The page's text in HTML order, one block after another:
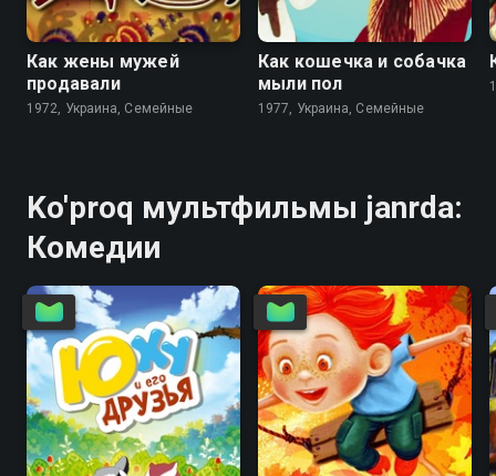
6.8 7.1
Как жены мужей
продавали
1972, Украина, Семейные
6.8 7.3
Как кошечка и собачка
мыли пол
1977, Украина, Семейные
Ko'proq мультфильмы janrda:
Комедии